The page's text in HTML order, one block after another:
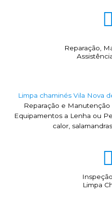
Reparação,
Limpa chaminés Vila Nova
Reparação e
Equipamentos a Lenha ou
calor,
Limpa